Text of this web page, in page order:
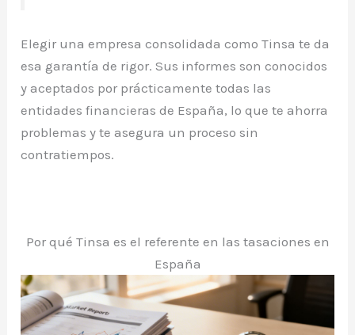
Elegir una empresa consolidada como Tinsa te da
esa garantía de rigor. Sus informes son conocidos
y aceptados por prácticamente todas las
entidades financieras de España, lo que te ahorra
problemas y te asegura un proceso sin
contratiempos.
Por qué Tinsa es el referente en las tasaciones en
España